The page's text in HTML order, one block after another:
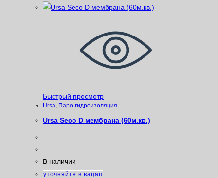
Быстрый просмотр
Ursa, Паро-гидроизоляция
Ursa Seco D мембрана (60м.кв.)
В наличии
уточняйте в вацап